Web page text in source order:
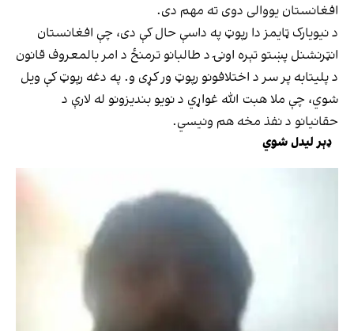
افغانستان یووالی دوی ته مهم دی.
د نیویارک ټایمز دا رپوټ په داسې حال کې دی، چې افغانستان
انټرنشنل پښتو تېره اونۍ د طالبانو ترمنځ د امر بالمعروف قانون
د پلیتابه پر سر د اختلافونو رپوټ ور کړی و. په دغه رپوټ کې ویل
شوي، چې ملا هبت الله غواړي د نویو بندیزونو له لارې د
حقانیانو د نفذ مخه هم ونیسي.
ډېر لیدل شوي